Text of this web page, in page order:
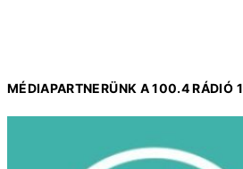
MÉDIAPARTNERÜNK A 100.4 RÁDIÓ 1